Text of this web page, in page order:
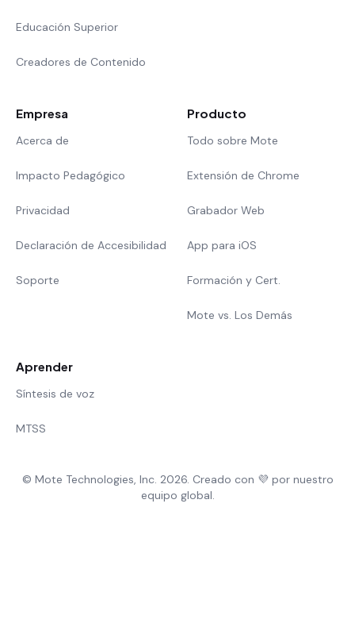
Educación Superior
Creadores de Contenido
Empresa
Acerca de
Impacto Pedagógico
Privacidad
Declaración de Accesibilidad
Soporte
Producto
Todo sobre Mote
Extensión de Chrome
Grabador Web
App para iOS
Formación y Cert.
Mote vs. Los Demás
Aprender
Síntesis de voz
MTSS
© Mote Technologies, Inc. 2026. Creado con 💜 por nuestro
equipo global.